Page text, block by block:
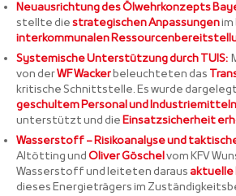
Neuausrichtung des Ölwehrkonzepts
stellte diestrategischen Anpassungen
interkommunalen
Systemische Unterstützung durch TUIS:
von derWF Wackerbeleuchteten das
kritische Schnittstelle. Es wurde
geschultem Personal und Industriemitteln
unterstützt und dieEinsatzsicherheit
Wasserstoff – Risikoanalyse und
Altötting undOliver Göschelvom KFV
Wasserstoff und leiteten darausaktuelle
dieses Energieträgers im